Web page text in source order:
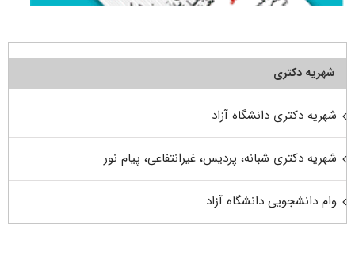
شهریه دکتری
شهریه دکتری دانشگاه آزاد
شهریه دکتری شبانه، پردیس، غیرانتفاعی، پیام نور
وام دانشجویی دانشگاه آزاد